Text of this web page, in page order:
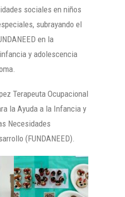
sociales en niños
subrayando el
en la
y adolescencia
Terapeuta Ocupacional
la Ayuda a la Infancia y
Necesidades
(FUNDANEED).